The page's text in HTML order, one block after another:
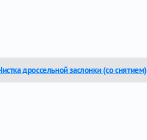
дроссельной заслонки (со снятием)